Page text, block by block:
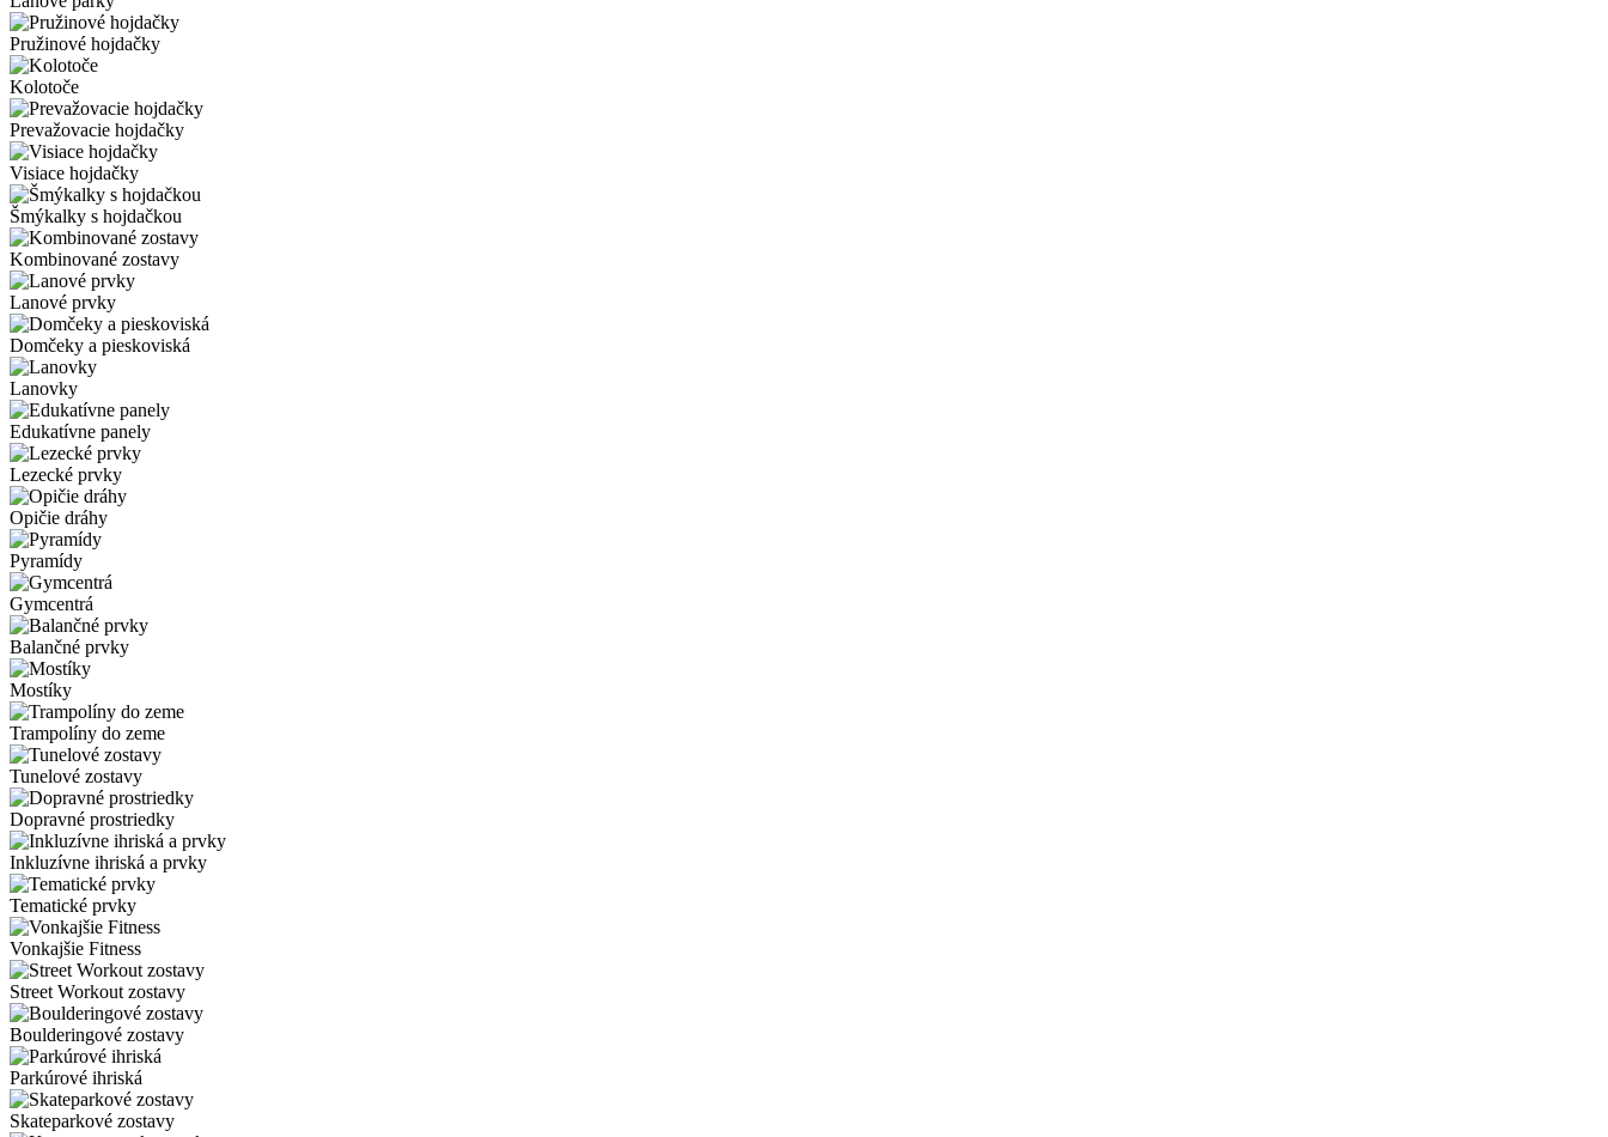
Pružinové hojdačky
Kolotoče
Prevažovacie hojdačky
Visiace hojdačky
Šmýkalky s hojdačkou
Kombinované zostavy
Lanové prvky
Domčeky a pieskoviská
Lanovky
Edukatívne panely
Lezecké prvky
Opičie dráhy
Pyramídy
Gymcentrá
Balančné prvky
Mostíky
Trampolíny do zeme
Tunelové zostavy
Dopravné prostriedky
Inkluzívne ihriská a prvky
Tematické prvky
Vonkajšie Fitness
Street Workout zostavy
Boulderingové zostavy
Parkúrové ihriská
Skateparkové zostavy